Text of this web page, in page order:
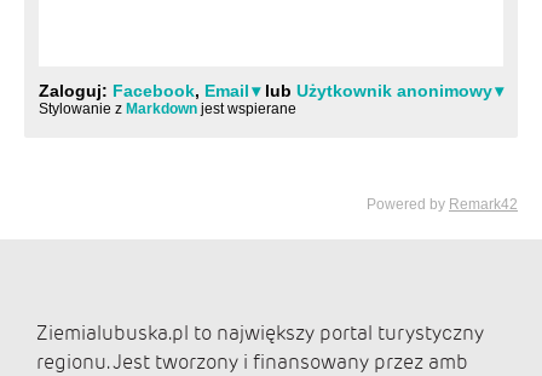
Ziemialubuska.pl to największy portal turystyczny
regionu. Jest tworzony i finansowany przez amb